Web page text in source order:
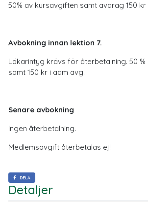
50% av kursavgiften samt avdrag 150 kr
Avbokning innan lektion 7.
Läkarintyg krävs för återbetalning. 50
samt 150 kr i adm avg.
Senare avbokning
Ingen återbetalning.
Medlemsavgift återbetalas ej!
DELA
Detaljer